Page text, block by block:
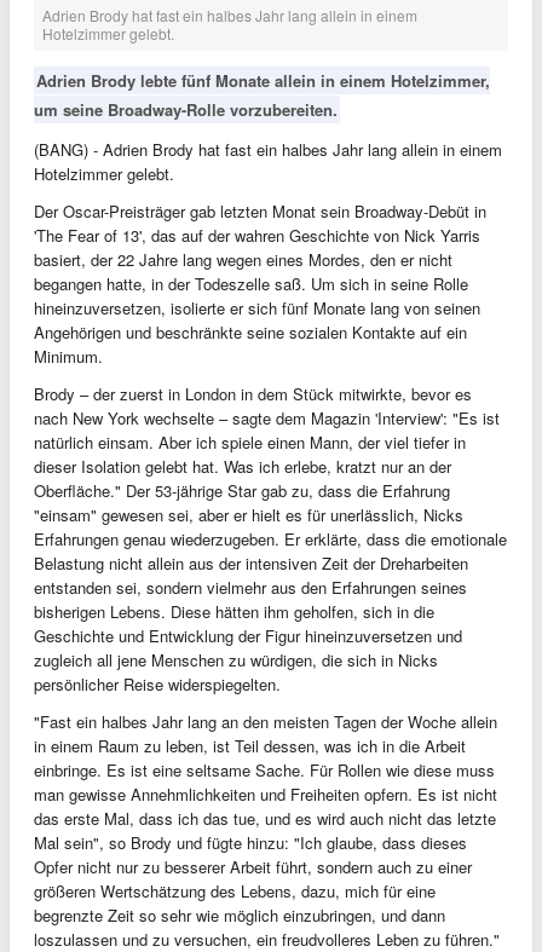
Adrien Brody hat fast ein halbes Jahr lang allein in einem
Hotelzimmer gelebt.
Adrien Brody lebte fünf Monate allein in einem Hotelzimmer,
um seine Broadway-Rolle vorzubereiten.
(BANG) - Adrien Brody hat fast ein halbes Jahr lang allein in einem
Hotelzimmer gelebt.
Der Oscar-Preisträger gab letzten Monat sein Broadway-Debüt in
'The Fear of 13', das auf der wahren Geschichte von Nick Yarris
basiert, der 22 Jahre lang wegen eines Mordes, den er nicht
begangen hatte, in der Todeszelle saß. Um sich in seine Rolle
hineinzuversetzen, isolierte er sich fünf Monate lang von seinen
Angehörigen und beschränkte seine sozialen Kontakte auf ein
Minimum.
Brody – der zuerst in London in dem Stück mitwirkte, bevor es
nach New York wechselte – sagte dem Magazin 'Interview': "Es ist
natürlich einsam. Aber ich spiele einen Mann, der viel tiefer in
dieser Isolation gelebt hat. Was ich erlebe, kratzt nur an der
Oberfläche." Der 53-jährige Star gab zu, dass die Erfahrung
"einsam" gewesen sei, aber er hielt es für unerlässlich, Nicks
Erfahrungen genau wiederzugeben. Er erklärte, dass die emotionale
Belastung nicht allein aus der intensiven Zeit der Dreharbeiten
entstanden sei, sondern vielmehr aus den Erfahrungen seines
bisherigen Lebens. Diese hätten ihm geholfen, sich in die
Geschichte und Entwicklung der Figur hineinzuversetzen und
zugleich all jene Menschen zu würdigen, die sich in Nicks
persönlicher Reise widerspiegelten.
"Fast ein halbes Jahr lang an den meisten Tagen der Woche allein
in einem Raum zu leben, ist Teil dessen, was ich in die Arbeit
einbringe. Es ist eine seltsame Sache. Für Rollen wie diese muss
man gewisse Annehmlichkeiten und Freiheiten opfern. Es ist nicht
das erste Mal, dass ich das tue, und es wird auch nicht das letzte
Mal sein", so Brody und fügte hinzu: "Ich glaube, dass dieses
Opfer nicht nur zu besserer Arbeit führt, sondern auch zu einer
größeren Wertschätzung des Lebens, dazu, mich für eine
begrenzte Zeit so sehr wie möglich einzubringen, und dann
loszulassen und zu versuchen, ein freudvolleres Leben zu führen."